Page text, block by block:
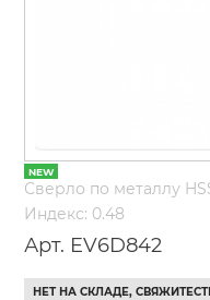
Сверло по металлу
Индекс: 0.48
Арт. EV6D842
НЕТ НА СКЛАДЕ,